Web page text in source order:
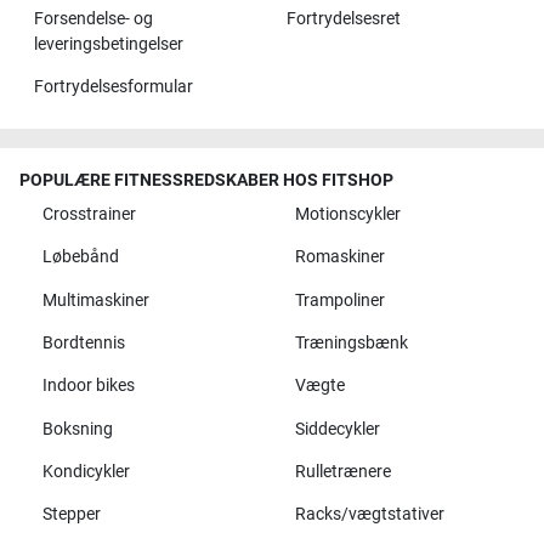
Forsendelse- og
leveringsbetingelser
Fortrydelsesret
Fortrydelsesformular
POPULÆRE FITNESSREDSKABER HOS FITSHOP
Crosstrainer
Motionscykler
Løbebånd Romaskiner
Multimaskiner Trampoliner
Bordtennis Træningsbænk
Indoor bikes Vægte
Boksning Siddecykler
Kondicykler Rulletrænere
Stepper Racks/vægtstativer